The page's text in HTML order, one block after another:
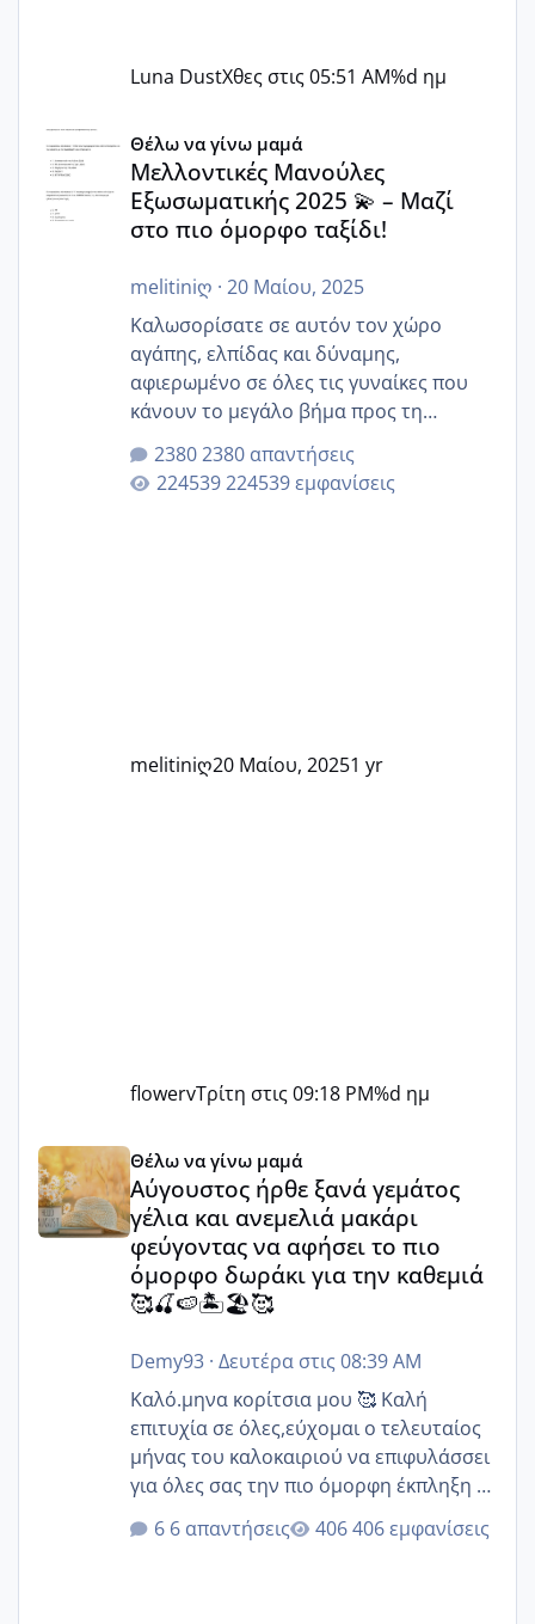
Luna DustΧθες στις 05:51 AM%d ημ
Μελλοντικές Μανούλες Εξωσωματικής 2025 💫 – Μαζί
Θέλω να γίνω μαμά
Μελλοντικές Μανούλες
Εξωσωματικής 2025 💫 – Μαζί
στο πιο όμορφο ταξίδι!
melitiniღ · 20 Μαίου, 2025
Καλωσορίσατε σε αυτόν τον χώρο
αγάπης, ελπίδας και δύναμης,
αφιερωμένο σε όλες τις γυναίκες που
κάνουν το μεγάλο βήμα προς τη
μητρότητα μέσω εξωσωματικής το 2025.
Εδώ θα μοιραστούμε αγωνίες, χαρές,
εμπειρίες και κάθε μικρή ή μεγάλη
2380 απαντήσεις
224539 εμφανίσεις
melitiniღ20 Μαίου, 20251 yr
flowervΤρίτη στις 09:18 PM%d ημ
Αύγουστος ήρθε ξανά γεμάτος γέλια και ανεμελιά
Θέλω να γίνω μαμά
Αύγουστος ήρθε ξανά γεμάτος
γέλια και ανεμελιά μακάρι
φεύγοντας να αφήσει το πιο
όμορφο δωράκι για την καθεμιά
🥰🍒🍉🏝️🏖️🥰
Demy93· Δευτέρα στις 08:39 AM
Καλό.μηνα κορίτσια μου 🥰 Καλή
επιτυχία σε όλες,εύχομαι ο τελευταίος
μήνας του καλοκαιριού να επιφυλάσσει
για όλες σας την πιο όμορφη έκπληξη 🧿
@Elk @Melikara86 @Παρασκευαιδου
@Zenia z @melitiniღ @Christi.D.
6 απαντήσεις 406 εμφανίσεις